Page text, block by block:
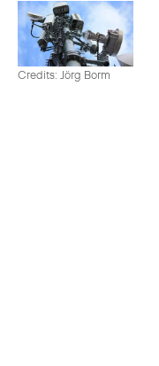
Credits: Jörg Borm